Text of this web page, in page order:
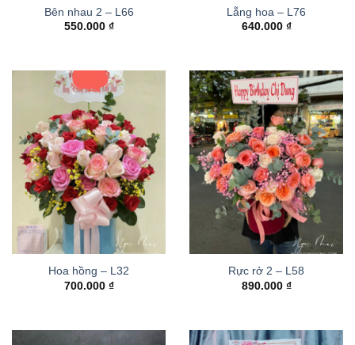
Bên nhau 2 – L66
550.000 ₫
Lẵng hoa – L76
640.000 ₫
Hoa hồng – L32
700.000 ₫
Rực rở 2 – L58
890.000 ₫